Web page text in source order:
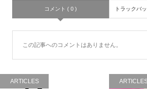
コメント ( 0 ) トラックバ
この記事へのコメントはありません。
ARTICLES